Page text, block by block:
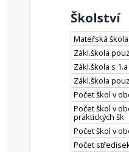
Školství
Mateřská škola
Zákl.škola
Zákl.škola s
Zákl.škola
Počet škol v
Počet škol v
praktických šk
Počet škol v
Počet